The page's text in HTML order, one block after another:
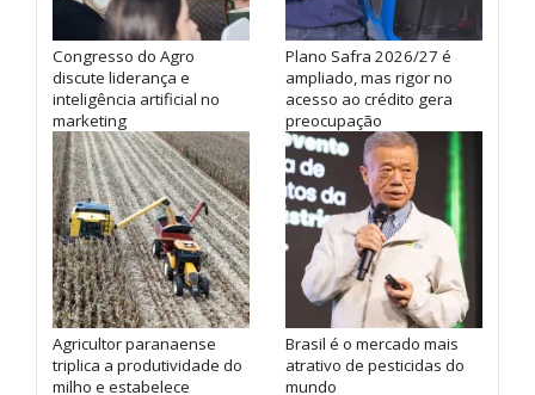
Congresso do Agro
discute liderança e
inteligência artificial no
marketing
Plano Safra 2026/27 é
ampliado, mas rigor no
acesso ao crédito gera
preocupação
Agricultor paranaense
triplica a produtividade do
milho e estabelece
Brasil é o mercado mais
atrativo de pesticidas do
mundo